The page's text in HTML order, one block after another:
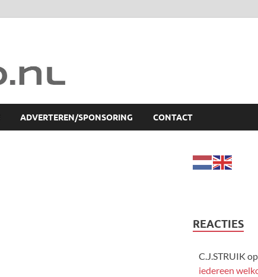
ADVERTEREN/SPONSORING CONTACT
REACTIES
C.J.STRUIK op
iedereen